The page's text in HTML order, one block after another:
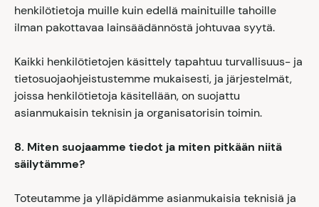
henkilötietoja muille kuin edellä mainituille tahoille
ilman pakottavaa lainsäädännöstä johtuvaa syytä.
Kaikki henkilötietojen käsittely tapahtuu turvallisuus- ja
tietosuojaohjeistustemme mukaisesti, ja järjestelmät,
joissa henkilötietoja käsitellään, on suojattu
asianmukaisin teknisin ja organisatorisin toimin.
8. Miten suojaamme tiedot ja miten pitkään niitä
säilytämme?
Toteutamme ja ylläpidämme asianmukaisia teknisiä ja